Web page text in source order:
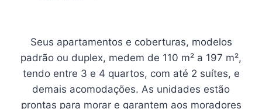
Seus apartamentos e coberturas, modelos
padrão ou duplex, medem de 110 m² a 197 m²,
tendo entre 3 e 4 quartos, com até 2 suítes, e
demais acomodações. As unidades estão
prontas para morar e garantem aos moradores